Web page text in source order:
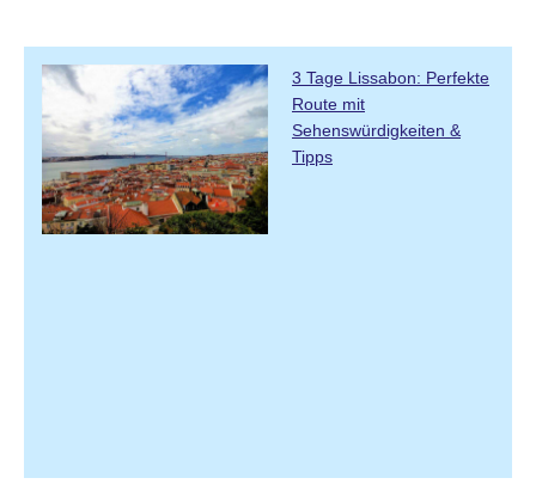
3 Tage Lissabon: Perfekte
Route mit
Sehenswürdigkeiten &
Tipps